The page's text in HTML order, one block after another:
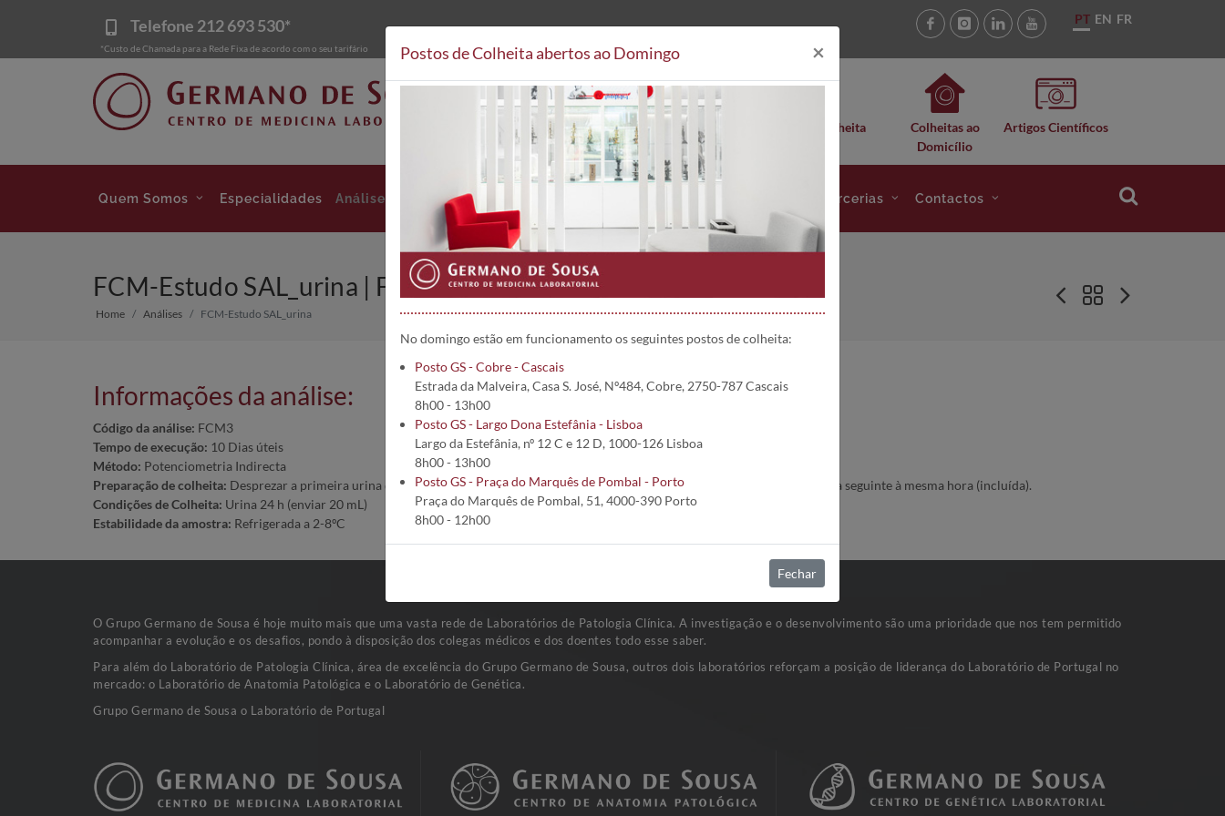
Telefone 212 693 530*
*Custo de Chamada para a Rede Fixa de acordo com o seu tarifário
PT EN FR
Análises Clínicas Postos de Colheita
Colheitas ao
Domicílio
Artigos Científicos
Quem Somos Especialidades Análises Áreas Clínicas Projetos e Parcerias Contactos
FCM-Estudo SAL_urina | FCM3
Home Análises FCM-Estudo SAL_urina
Informações da análise:
Código da análise: FCM3
Tempo de execução: 10 Dias úteis
Método: Potenciometria Indirecta
Preparação de colheita: Desprezar a primeira urina da manhã; a partir desta, recolher toda a urina em recipiente adequado, até ao dia seguinte à mesma hora (incluída).
Condições de Colheita: Urina 24 h (enviar 20 mL)
Estabilidade da amostra: Refrigerada a 2-8ºC
O Grupo Germano de Sousa é hoje muito mais que uma vasta rede de Laboratórios de Patologia Clínica. A investigação e o desenvolvimento são uma prioridade que nos tem permitido
acompanhar a evolução e os desafios, pondo à disposição dos colegas médicos e dos doentes todo esse saber.
Para além do Laboratório de Patologia Clínica, área de excelência do Grupo Germano de Sousa, outros dois laboratórios reforçam a posição de liderança do Laboratório de Portugal no
mercado: o Laboratório de Anatomia Patológica e o Laboratório de Genética.
Grupo Germano de Sousa o Laboratório de Portugal
Postos de Colheita abertos ao Domingo ×
No domingo estão em funcionamento os seguintes postos de colheita:
Posto GS - Cobre - Cascais
Estrada da Malveira, Casa S. José, Nº484, Cobre, 2750-787 Cascais
8h00 - 13h00
Posto GS - Largo Dona Estefânia - Lisboa
Largo da Estefânia, nº 12 C e 12 D, 1000-126 Lisboa
8h00 - 13h00
Posto GS - Praça do Marquês de Pombal - Porto
Praça do Marquês de Pombal, 51, 4000-390 Porto
8h00 - 12h00
Fechar